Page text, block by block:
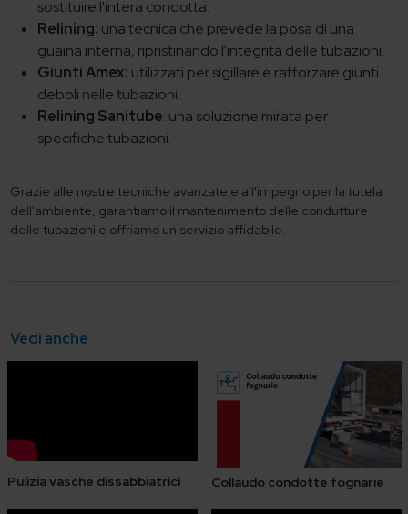
sostituire l'intera condotta.
Relining: una tecnica che prevede la posa di una
guaina interna, ripristinando l'integrità delle tubazioni.
Giunti Amex: utilizzati per sigillare e rafforzare giunti
deboli nelle tubazioni.
Relining Sanitube: una soluzione mirata per
specifiche tubazioni.
Grazie alle nostre tecniche avanzate e all'impegno per la tutela
dell'ambiente, garantiamo il mantenimento delle condutture
delle tubazioni e offriamo un servizio affidabile.
Vedi anche
Pulizia vasche dissabbiatrici Collaudo condotte fognarie